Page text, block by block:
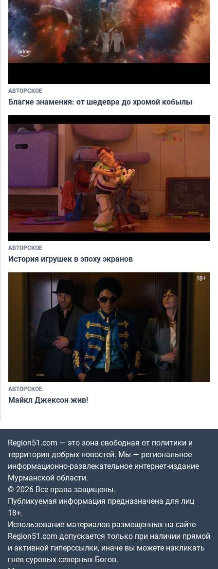
АВТОРСКОЕ
Благие знамения: от шедевра до хромой кобылы
АВТОРСКОЕ
История игрушек в эпоху экранов
АВТОРСКОЕ
Майкл Джексон жив!
Region51.com — это зона свободная от политики и
территория добрых новостей. Мы — региональное
информационно-развлекательное интернет-издание
Мурманской области.
© 2026 Все права защищены.
Публикуемая информация предназначена для лиц
18+.
Использование материалов размещенных на сайте
Region51.com допускается только при наличии прямой
и активной гиперссылки, иначе вы можете накликать
гнев суровых северных Богов.